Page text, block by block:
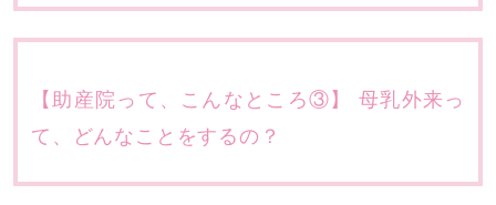
【助産院って、こんなところ③】 母乳外来っ
て、どんなことをするの？